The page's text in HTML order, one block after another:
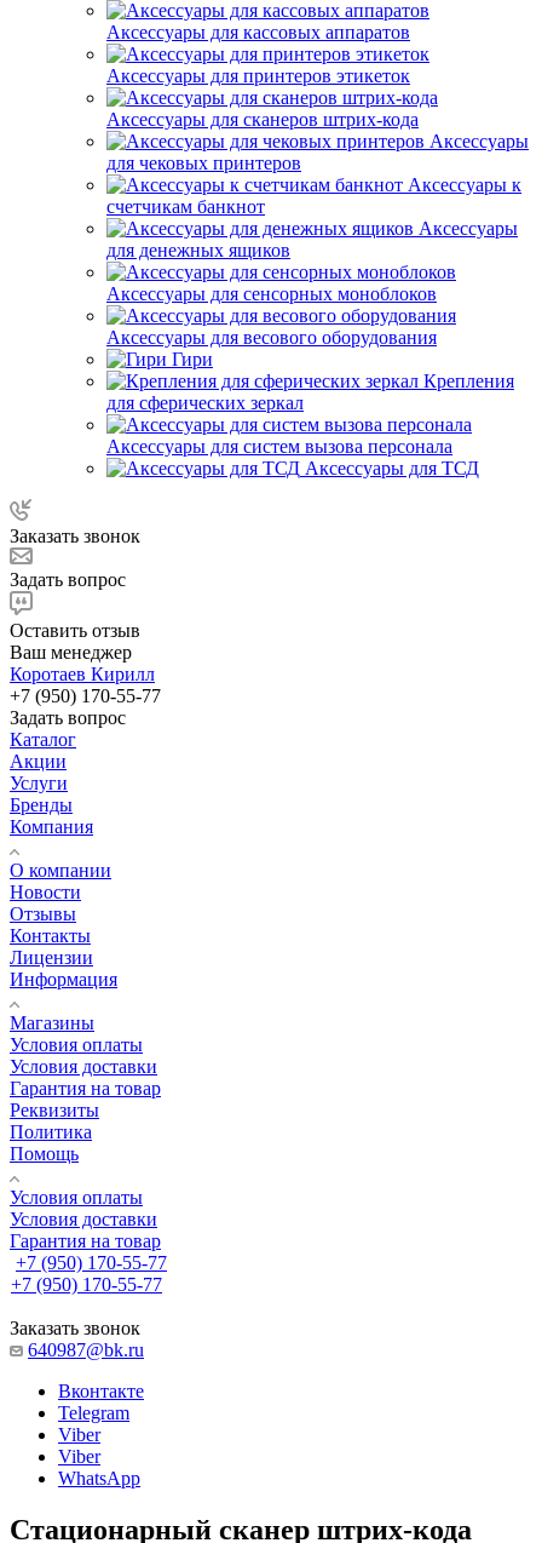
Аксессуары для кассовых аппаратов
Аксессуары для принтеров этикеток
Аксессуары для сканеров штрих-кода
Аксессуары
для чековых принтеров
Аксессуары к
счетчикам банкнот
Аксессуары
для денежных ящиков
Аксессуары для сенсорных моноблоков
Аксессуары для весового оборудования
Гири
Крепления
для сферических зеркал
Аксессуары для систем вызова персонала
Аксессуары для ТСД
Заказать звонок
Задать вопрос
Оставить отзыв
Ваш менеджер
Коротаев Кирилл
+7 (950) 170-55-77
Задать вопрос
Каталог
Акции
Услуги
Бренды
Компания
О компании
Новости
Отзывы
Контакты
Лицензии
Информация
Магазины
Условия оплаты
Условия доставки
Гарантия на товар
Реквизиты
Политика
Помощь
Условия оплаты
Условия доставки
Гарантия на товар
+7 (950) 170-55-77
+7 (950) 170-55-77
Заказать звонок
640987@bk.ru
Вконтакте
Telegram
Viber
Viber
WhatsApp
Стационарный сканер штрих-кода